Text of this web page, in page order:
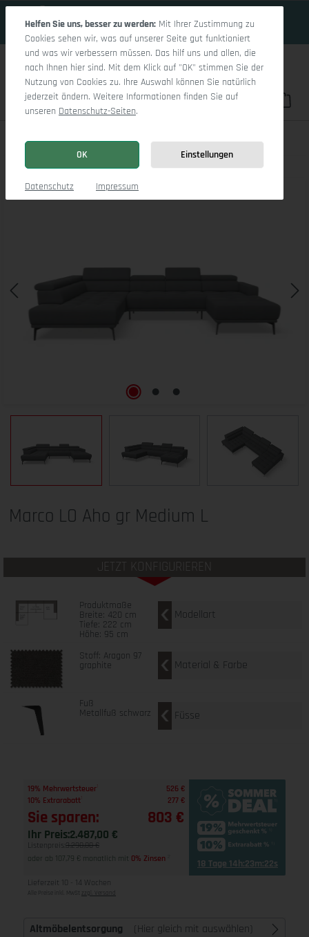
Du hast 0
Marco LO Aho gr Medium L
Bildergalerie überspringen
Marco LO Aho gr Medium L
JETZT KONFIGURIEREN
Produktmaße
Breite: 420 cm
Tiefe: 222 cm
Höhe: 95 cm
Modellart
Stoff: Aragon 97
graphite Material & Farbe
Fuß
Metallfuß schwarz Füsse
19% Mehrwertsteuer
526 €
10% Extrarabatt
277 €
Sie sparen: 803 €
Ihr Preis:2.487,00 €
Listenpreis: 3.290,00 €
oder ab 107,79 € monatlich mit 0% Zinsen 18 Tage 14h:23m:21s
Lieferzeit 10 - 14 Wochen
Alle Preise inkl. MwSt zzgl. Versand
Altmöbelentsorgung (Hier gleich mit auswählen)
Helfen Sie uns, besser zu werden: Mit Ihrer Zustimmung zu
Cookies sehen wir, was auf unserer Seite gut funktioniert
und was wir verbessern müssen. Das hilf uns und allen, die
nach Ihnen hier sind. Mit dem Klick auf "OK" stimmen Sie der
Nutzung von Cookies zu. Ihre Auswahl können Sie natürlich
jederzeit ändern. Weitere Informationen finden Sie auf
unseren Datenschutz-Seiten.
OK Einstellungen
Datenschutz Impressum